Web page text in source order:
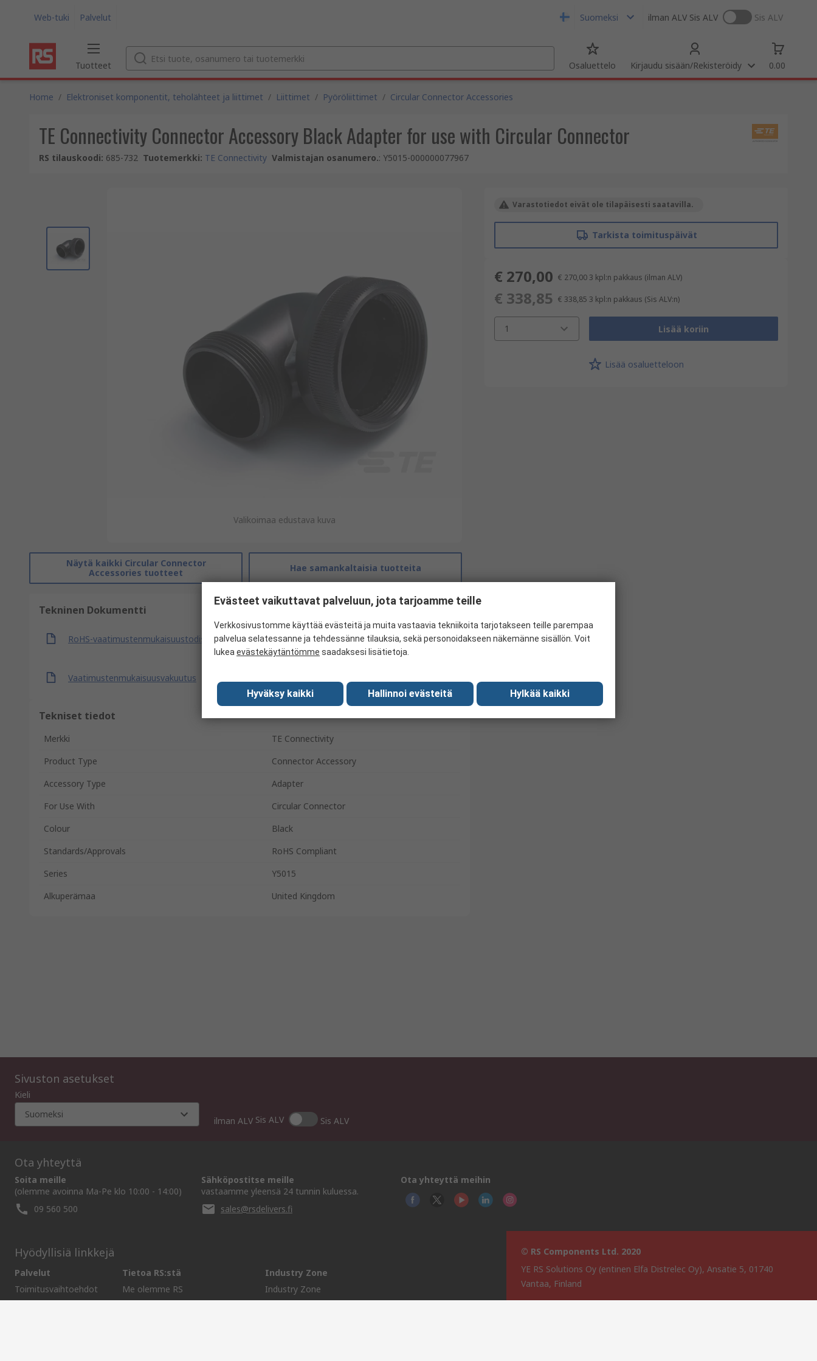
Web-tuki Palvelut Suomeksi ilman ALV Sis ALV Sis ALV
Tuotteet Osaluettelo Kirjaudu sisään/Rekisteröidy 0.00
Home / Elektroniset komponentit, teholähteet ja liittimet / Liittimet / Pyöröliittimet / Circular Connector Accessories
TE Connectivity Connector Accessory Black Adapter for use with Circular Connector
RS tilauskoodi: 685-732 Tuotemerkki: TE Connectivity Valmistajan osanumero.: Y5015-000000077967
Valikoimaa edustava kuva
Näytä kaikki Circular Connector
Accessories tuotteet
Hae samankaltaisia tuotteita
Tekninen Dokumentti
RoHS-vaatimustenmukaisuustodistus
Vaatimustenmukaisuusvakuutus
Tekniset tiedot
Merkki
TE Connectivity
Product Type
Connector Accessory
Accessory Type
Adapter
For Use With
Circular Connector
Colour
Black
Standards/Approvals
RoHS Compliant
Series
Y5015
Alkuperämaa
United Kingdom
Varastotiedot eivät ole tilapäisesti saatavilla.
Tarkista toimituspäivät
€ 270,00 € 270,00 3 kpl:n pakkaus (ilman ALV)
€ 338,85 € 338,85 3 kpl:n pakkaus (Sis ALV:n)
1 Lisää koriin
Lisää osaluetteloon
Sivuston asetukset
Kieli
Suomeksi
ilman ALV Sis ALV Sis ALV
Ota yhteyttä
Soita meille
(olemme avoinna Ma-Pe klo 10:00 - 14:00)
09 560 500
Sähköpostitse meille
vastaamme yleensä 24 tunnin kuluessa.
sales@rsdelivers.fi
Ota yhteyttä meihin
Hyödyllisiä linkkejä
Palvelut
Toimitusvaihtoehdot
Tietoa RS:stä
Me olemme RS
Industry Zone
Industry Zone
© RS Components Ltd. 2020
YE RS Solutions Oy (entinen Elfa Distrelec Oy), Ansatie 5, 01740
Vantaa, Finland
Evästeet vaikuttavat palveluun, jota tarjoamme teille
Verkkosivustomme käyttää evästeitä ja muita vastaavia tekniikoita tarjotakseen teille parempaa
palvelua selatessanne ja tehdessänne tilauksia, sekä personoidakseen näkemänne sisällön. Voit
lukea evästekäytäntömme saadaksesi lisätietoja.
Hyväksy kaikki Hallinnoi evästeitä Hylkää kaikki